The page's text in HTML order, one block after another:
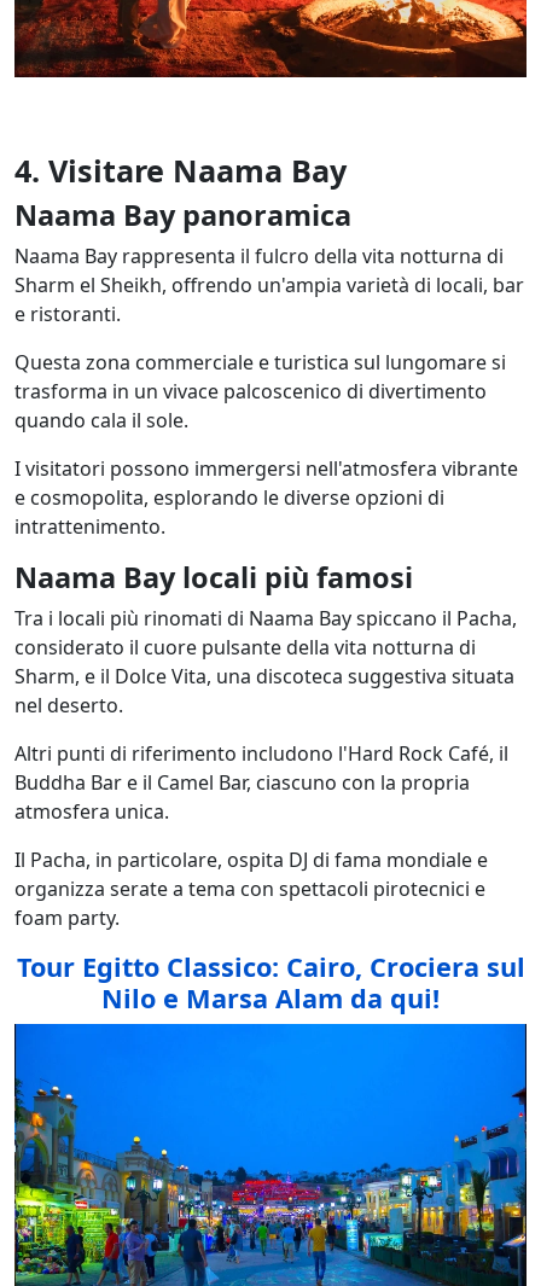
4. Visitare Naama Bay
Naama Bay panoramica
Naama Bay rappresenta il fulcro della vita notturna di
Sharm el Sheikh, offrendo un'ampia varietà di locali, bar
e ristoranti.
Questa zona commerciale e turistica sul lungomare si
trasforma in un vivace palcoscenico di divertimento
quando cala il sole.
I visitatori possono immergersi nell'atmosfera vibrante
e cosmopolita, esplorando le diverse opzioni di
intrattenimento.
Naama Bay locali più famosi
Tra i locali più rinomati di Naama Bay spiccano il Pacha,
considerato il cuore pulsante della vita notturna di
Sharm, e il Dolce Vita, una discoteca suggestiva situata
nel deserto.
Altri punti di riferimento includono l'Hard Rock Café, il
Buddha Bar e il Camel Bar, ciascuno con la propria
atmosfera unica.
Il Pacha, in particolare, ospita DJ di fama mondiale e
organizza serate a tema con spettacoli pirotecnici e
foam party.
Tour Egitto Classico: Cairo, Crociera sul
Nilo e Marsa Alam da qui!